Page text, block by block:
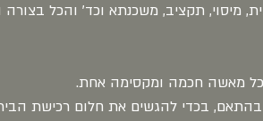
תקציב, משכנתא וכד' והכל בצורה
בכדי להגשים את חלום רכישת